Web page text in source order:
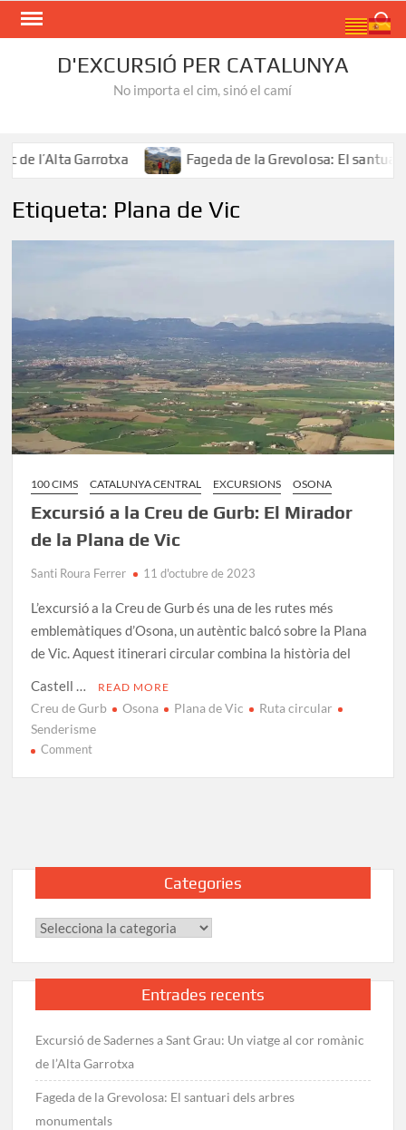
Skip
D'EXCURSIÓ PER CATALUNYA
No importa el cim, sinó el camí
l’Alta Garrotxa Fageda de la Grevolosa: El santuari
Etiqueta: Plana de Vic
100 CIMS CATALUNYA CENTRAL EXCURSIONS OSONA
Excursió a la Creu de Gurb: El Mirador
de la Plana de Vic
Santi Roura Ferrer 11 d'octubre de 2023
L’excursió a la Creu de Gurb és una de les rutes més
emblemàtiques d’Osona, un autèntic balcó sobre la Plana
de Vic. Aquest itinerari circular combina la història del
Castell …
READ MORE
Creu de Gurb Osona Plana de Vic
Ruta circular
Senderisme
Commenton
Gurb:
de
Vic
Categories
Categories
Entrades recents
Excursió de Sadernes a Sant Grau: Un viatge al cor romànic
de l’Alta Garrotxa
Fageda de la Grevolosa: El santuari dels arbres
monumentals